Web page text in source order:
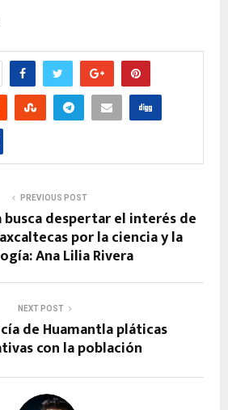
PREVIOUS POST
busca despertar el interés de
por la ciencia y la
Ana Lilia Rivera
NEXT POST
de Huamantla pláticas
con la población